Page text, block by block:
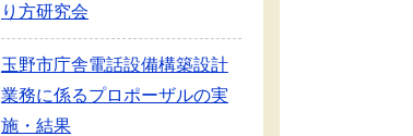
り方研究会
玉野市庁舎電話設備構築設計
業務に係るプロポーザルの実
施・結果